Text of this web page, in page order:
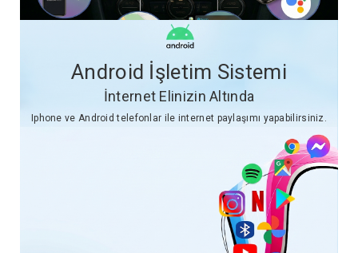
Android İşletim Sistemi
İnternet Elinizin Altında
Iphone ve Android telefonlar ile internet paylaşımı yapabilirsiniz.